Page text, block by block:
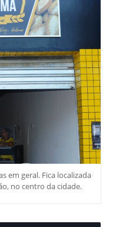
em geral. Fica localizada
no centro da cidade.